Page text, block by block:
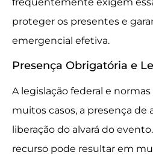
proteger os presentes e
emergencial efetiva.
Presença Obrigatória e
A legislação federal e
muitos casos, a presença de
liberação do alvará do
recurso pode resultar em